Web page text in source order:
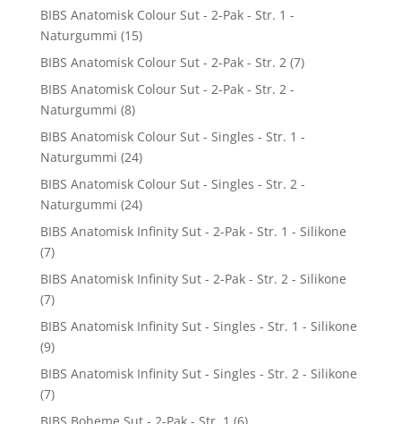
BIBS Anatomisk Colour Sut - 2-Pak - Str. 1 -
Naturgummi (15)
BIBS Anatomisk Colour Sut - 2-Pak - Str. 2 (7)
BIBS Anatomisk Colour Sut - 2-Pak - Str. 2 -
Naturgummi (8)
BIBS Anatomisk Colour Sut - Singles - Str. 1 -
Naturgummi (24)
BIBS Anatomisk Colour Sut - Singles - Str. 2 -
Naturgummi (24)
BIBS Anatomisk Infinity Sut - 2-Pak - Str. 1 - Silikone
(7)
BIBS Anatomisk Infinity Sut - 2-Pak - Str. 2 - Silikone
(7)
BIBS Anatomisk Infinity Sut - Singles - Str. 1 - Silikone
(9)
BIBS Anatomisk Infinity Sut - Singles - Str. 2 - Silikone
(7)
BIBS Boheme Sut - 2-Pak - Str. 1 (6)